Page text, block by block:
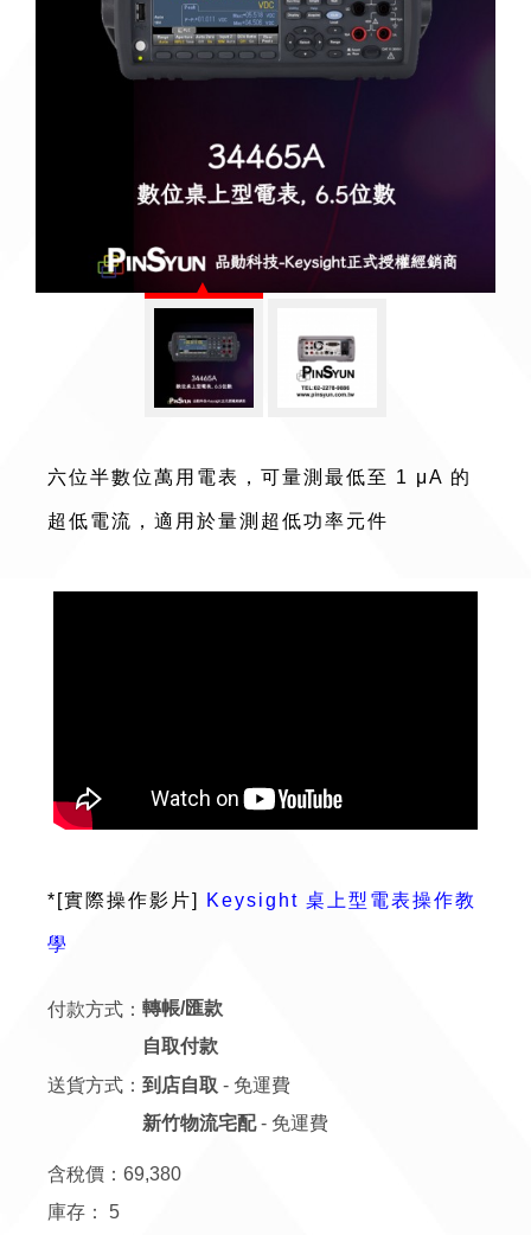
六位半數位萬用電表，可量測最低至 1 μA 的
超低電流，適用於量測超低功率元件
*[實際操作影片] Keysight 桌上型電表操作教
學
付款方式： 轉帳/匯款
自取付款
送貨方式： 到店自取 - 免運費
新竹物流宅配- 免運費
含稅價： 69,380
庫存： 5